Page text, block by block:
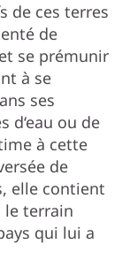
de ces terres
de
se prémunir
à se
ses
d‘eau ou de
à cette
de
elle contient
le terrain
qui lui a